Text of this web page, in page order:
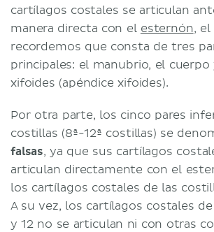
cartílagos costales se articulan
manera directa con el esternón, el
recordemos que consta de tres
principales: el manubrio, el
xifoides (apéndice xifoides).
Por otra parte, los cinco pares
costillas (8ª-12ª costillas) se
falsas, ya que sus cartílagos
articulan directamente con el
los cartílagos costales de las
A su vez, los cartílagos costales de
y 12 no se articulan ni con otras